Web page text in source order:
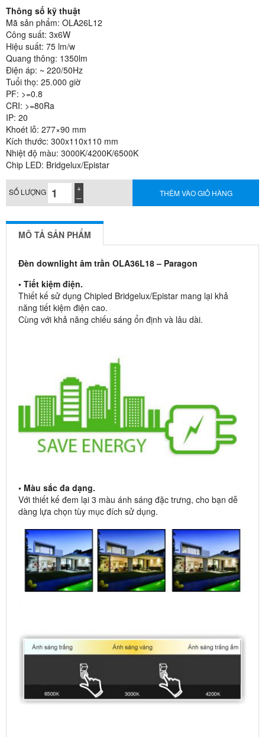
Thông số kỹ thuật
Mã sản phẩm: OLA26L12
Công suất: 3x6W
Hiệu suất: 75 lm/w
Quang thông: 1350lm
Điện áp: ~ 220/50Hz
Tuổi thọ: 25.000 giờ
PF: >=0.8
CRI: >=80Ra
IP: 20
Khoét lỗ: 277×90 mm
Kích thước: 300x110x110 mm
Nhiệt độ màu: 3000K/4200K/6500K
Chip LED: Bridgelux/Epistar
SỐ LƯỢNG THÊM VÀO GIỎ HÀNG
MÔ TẢ SẢN PHẨM
Đèn downlight âm trần OLA36L18 – Paragon
• Tiết kiệm điện.
Thiết kế sử dụng Chipled Bridgelux/Epistar mang lại khả
năng tiết kiệm điện cao.
Cùng với khả năng chiếu sáng ổn định và lâu dài.
• Màu sắc đa dạng.
Với thiết kế đem lại 3 màu ánh sáng đặc trưng, cho bạn dễ
dàng lựa chọn tùy mục đích sử dụng.